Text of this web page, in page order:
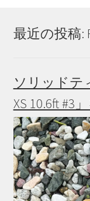
最近の投稿:
ソリッドテ
XS 10.6ft #3